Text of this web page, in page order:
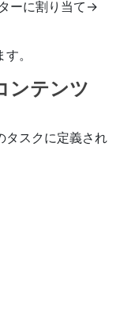
ーに割り当て→
。
ンテンツ
タスクに定義され